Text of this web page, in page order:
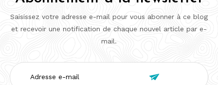
Saisissez votre adresse e-mail pour vous abonner à ce blog
et recevoir une notification de chaque nouvel article par e-
mail.
Adresse
e-
